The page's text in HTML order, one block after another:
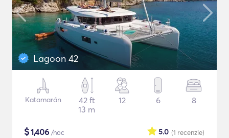
Lagoon 42
Katamarán
42 ft
13 m
12 6 8
$1,406 /noc (1 recenzie)
5.0